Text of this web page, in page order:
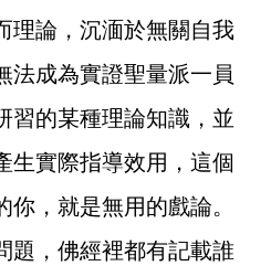
理論，沉湎於無關自我
法成為實證聖量派一員
習的某種理論知識，並
生實際指導效用，這個
，就是無用的戲論。
題，佛經裡都有記載誰